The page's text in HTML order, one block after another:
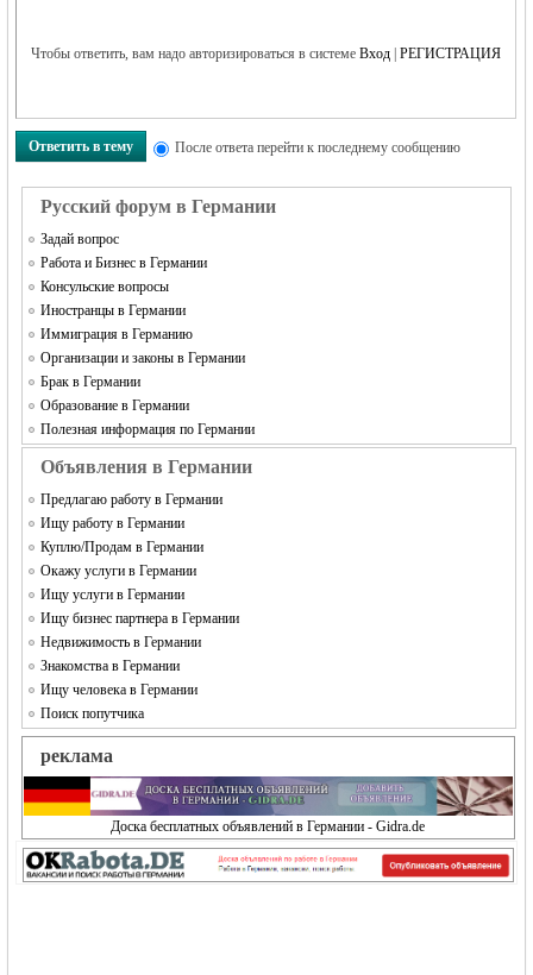
RUЧтобы ответить, вам надо авторизироваться в системеВход |РЕГИСТРАЦИЯ
Ответить в тему После ответа перейти к последнему сообщению
Русский форум в Германии
Задай вопрос
Работа и Бизнес в Германии
Консульские вопросы
Иностранцы в Германии
Иммиграция в Германию
Организации и законы в Германии
Брак в Германии
Образование в Германии
Полезная информация по Германии
Объявления в Германии
Предлагаю работу в Германии
Ищу работу в Германии
Куплю/Продам в Германии
Окажу услуги в Германии
Ищу услуги в Германии
Ищу бизнес партнера в Германии
Недвижимость в Германии
Знакомства в Германии
Ищу человека в Германии
Поиск попутчика
реклама
Доска бесплатных объявлений в Германии - Gidra.de